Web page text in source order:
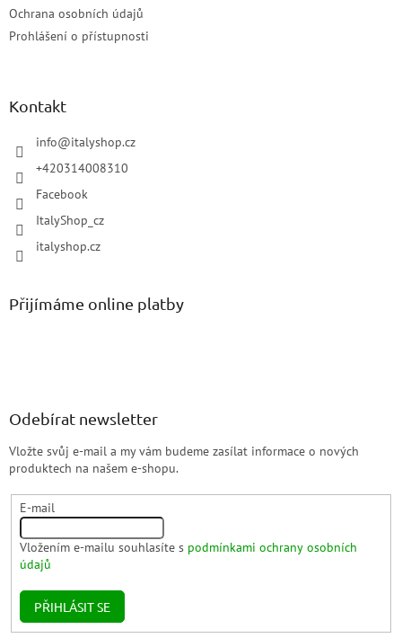
Ochrana osobních údajů
Prohlášení o přístupnosti
Kontakt
info@italyshop.cz
+420314008310
Facebook
ItalyShop_cz
italyshop.cz
Přijímáme online platby
Odebírat newsletter
Vložte svůj e-mail a my vám budeme zasílat informace o nových
produktech na našem e-shopu.
E-mail
Vložením e-mailu souhlasíte s podmínkami ochrany osobních
údajů
PŘIHLÁSIT SE